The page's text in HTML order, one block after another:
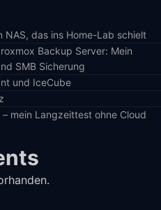
NAS, das ins Home-Lab schielt
Backup Server: Mein
SMB Sicherung
und IceCube
mein Langzeittest ohne Cloud